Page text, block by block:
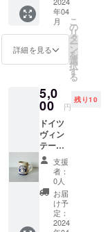
していま
す。気に
見つかっ
てもらえた
らとっても
嬉しいで
イツは
ビール
の本
場。
500ml
が、ケ
ルンな
ど中に
は小さ
いグラ
スでグ
グっと
楽しむ
地域が
ありま
す。こ
ういっ
た地域
年04
月
詳細を見る
こ
の
リ
タ
ー
ン
を
選
択
す
る
5,0
00 円
残り10
ドイツ
ヴィン
テージ
ビアマ
グ
500ml
(蓋無し)
2個
6180 円
(5200円
支援
者：
0人
お届
け予
定：
2024